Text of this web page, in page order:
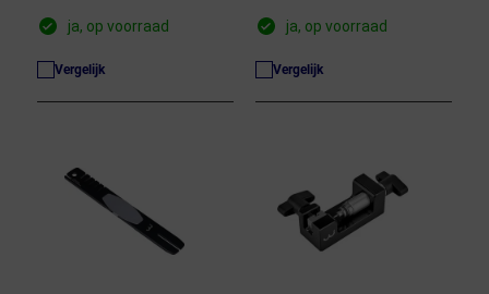
ja, op voorraad
Vergelijk
ja, op voorraad
Vergelijk